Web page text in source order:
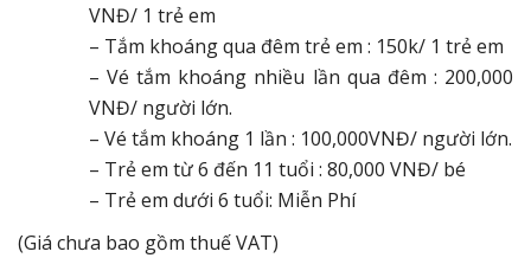
VNĐ/ 1 trẻ em
– Tắm khoáng qua đêm trẻ em : 150k/ 1 trẻ em
– Vé tắm khoáng nhiều lần qua đêm : 200,000
VNĐ/ người lớn.
– Vé tắm khoáng 1 lần : 100,000VNĐ/ người lớn.
– Trẻ em từ 6 đến 11 tuổi : 80,000 VNĐ/ bé
– Trẻ em dưới 6 tuổi: Miễn Phí
(Giá chưa bao gồm thuế VAT)